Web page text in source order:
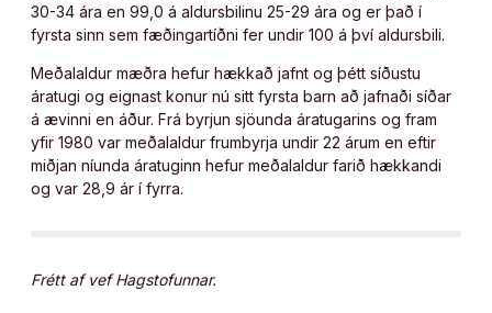
30-34 ára en 99,0 á aldursbilinu 25-29 ára og er það í
fyrsta sinn sem fæðingartíðni fer undir 100 á því aldursbili.
Meðalaldur mæðra hefur hækkað jafnt og þétt síðustu
áratugi og eignast konur nú sitt fyrsta barn að jafnaði síðar
á ævinni en áður. Frá byrjun sjöunda áratugarins og fram
yfir 1980 var meðalaldur frumbyrja undir 22 árum en eftir
miðjan níunda áratuginn hefur meðalaldur farið hækkandi
og var 28,9 ár í fyrra.
Frétt af vef Hagstofunnar.